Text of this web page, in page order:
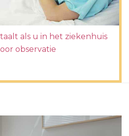
als u in het ziekenhuis
observatie